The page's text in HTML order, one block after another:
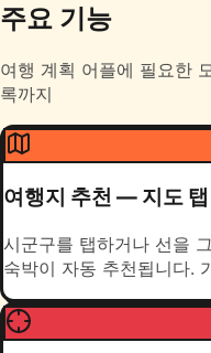
주요 기능
여행 계획 어플에 필요한
록까지
여행지 추천 — 지도
시군구를 탭하거나 선을
숙박이 자동 추천됩니다.